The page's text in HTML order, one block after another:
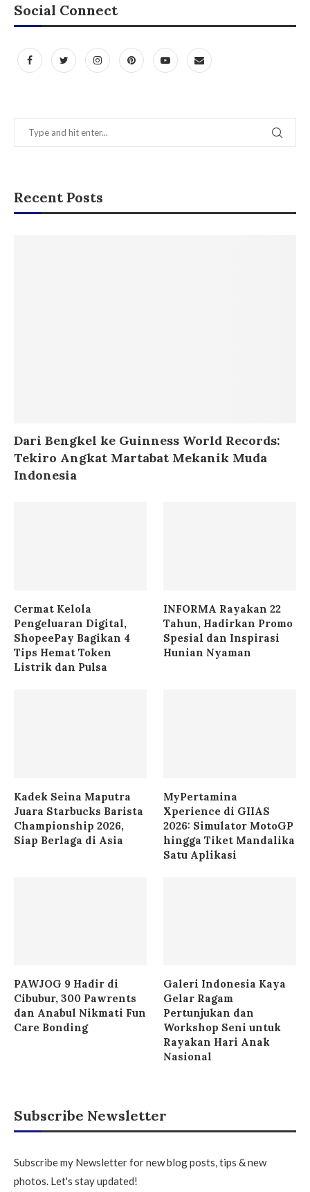
Social Connect
Recent Posts
Dari Bengkel ke Guinness World Records:
Tekiro Angkat Martabat Mekanik Muda
Indonesia
Cermat Kelola
Pengeluaran Digital,
ShopeePay Bagikan 4
Tips Hemat Token
Listrik dan Pulsa
INFORMA Rayakan 22
Tahun, Hadirkan Promo
Spesial dan Inspirasi
Hunian Nyaman
Kadek Seina Maputra
Juara Starbucks Barista
Championship 2026,
Siap Berlaga di Asia
MyPertamina
Xperience di GIIAS
2026: Simulator MotoGP
hingga Tiket Mandalika
Satu Aplikasi
PAWJOG 9 Hadir di
Cibubur, 300 Pawrents
dan Anabul Nikmati Fun
Care Bonding
Galeri Indonesia Kaya
Gelar Ragam
Pertunjukan dan
Workshop Seni untuk
Rayakan Hari Anak
Nasional
Subscribe Newsletter
Subscribe my Newsletter for new blog posts, tips & new
photos. Let's stay updated!